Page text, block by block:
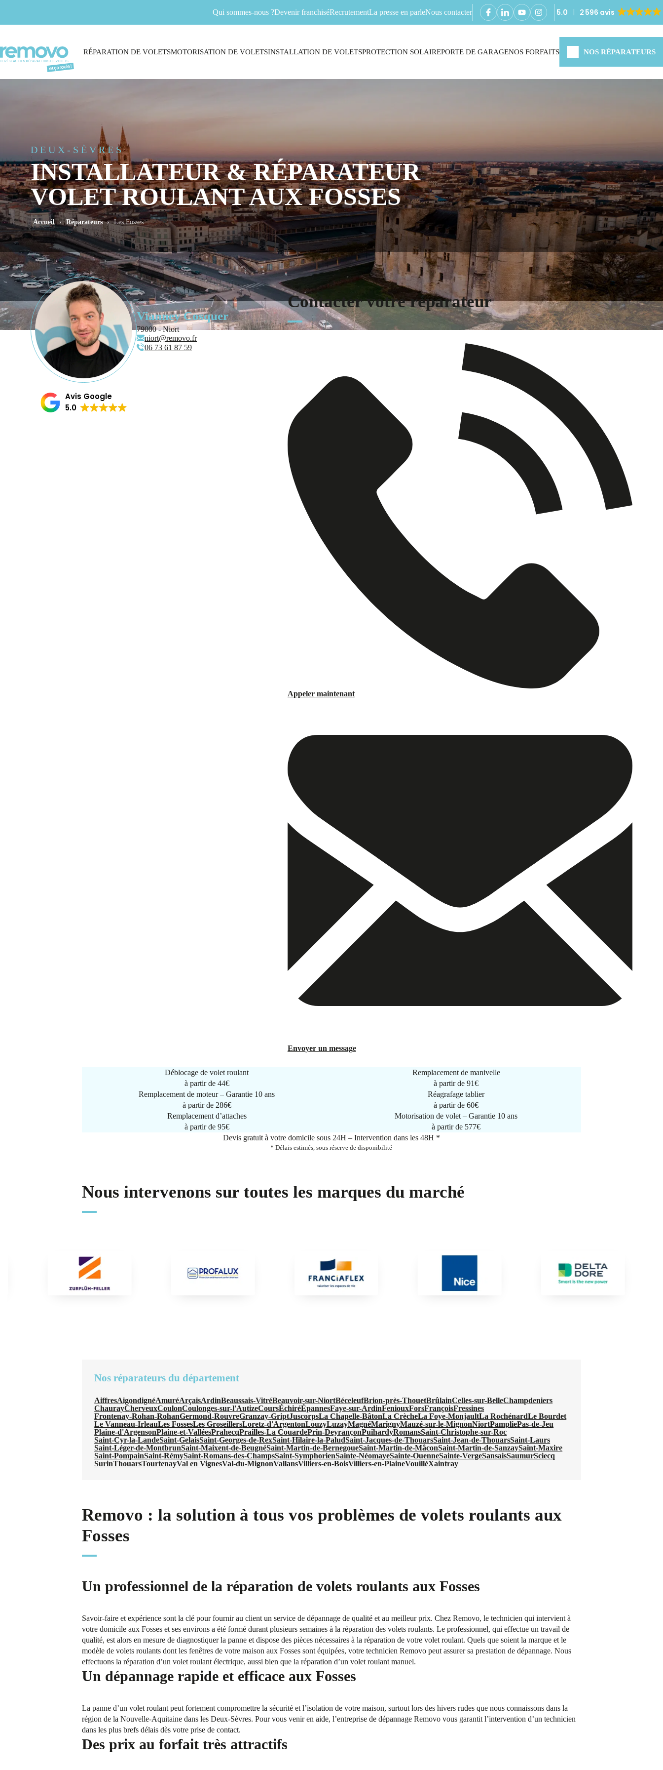
Qui sommes-nous ?Devenir franchiséRecrutementLa presse en parleNous contacter 5.0 2 596 avis
RÉPARATION DE VOLETSMOTORISATION DE VOLETSINSTALLATION DE VOLETSPROTECTION SOLAIREPORTE DE GARAGENOS FORFAITS NOS RÉPARATEURS
DEUX-SÈVRES
INSTALLATEUR & RÉPARATEUR
VOLET ROULANT AUX FOSSES
Accueil › Réparateurs › Les Fosses
Vianney Cosquer
79000 - Niort
niort@removo.fr
06 73 61 87 59
Avis Google
5.0
Contacter votre réparateur
Appeler maintenant
Envoyer un message
Déblocage de volet roulant
à partir de 44€
Remplacement de manivelle
à partir de91€
Remplacement de moteur – Garantie 10 ans
à partir de 286€
Réagrafage tablier
à partir de60€
Remplacement d’attaches
à partir de 95€
Motorisation de volet – Garantie 10 ans
à partir de 577€
Devis gratuit à votre domicile sous 24H – Intervention dans les 48H *
* Délais estimés, sous réserve de disponibilité
Nous intervenons sur toutes les marques du marché
Nos réparateurs du département
AiffresAigondignéAmuréArçaisArdinBeaussais-VitréBeauvoir-sur-NiortBéceleufBrion-près-ThouetBrûlainCelles-sur-BelleChampdeniers
ChaurayCherveuxCoulonCoulonges-sur-l'AutizeCoursÉchiréÉpannesFaye-sur-ArdinFeniouxForsFrançoisFressines
Frontenay-Rohan-RohanGermond-RouvreGranzay-GriptJuscorpsLa Chapelle-BâtonLa CrècheLa Foye-MonjaultLa RochénardLe Bourdet
Le Vanneau-IrleauLes FossesLes GroseillersLoretz-d'ArgentonLouzyLuzayMagnéMarignyMauzé-sur-le-MignonNiortPampliePas-de-Jeu
Plaine-d'ArgensonPlaine-et-ValléesPrahecqPrailles-La CouardePrin-DeyrançonPuihardyRomansSaint-Christophe-sur-Roc
Saint-Cyr-la-LandeSaint-GelaisSaint-Georges-de-RexSaint-Hilaire-la-PaludSaint-Jacques-de-ThouarsSaint-Jean-de-ThouarsSaint-Laurs
Saint-Léger-de-MontbrunSaint-Maixent-de-BeugnéSaint-Martin-de-BernegoueSaint-Martin-de-MâconSaint-Martin-de-SanzaySaint-Maxire
Saint-PompainSaint-RémySaint-Romans-des-ChampsSaint-SymphorienSainte-NéomayeSainte-OuenneSainte-VergeSansaisSaumurSciecq
SurinThouarsTourtenayVal en VignesVal-du-MignonVallansVilliers-en-BoisVilliers-en-PlaineVouilléXaintray
Removo : la solution à tous vos problèmes de volets roulants aux
Fosses
Un professionnel de la réparation de volets roulants aux Fosses
Savoir-faire et expérience sont la clé pour fournir au client un service de dépannage de qualité et au meilleur prix. Chez Removo, le technicien qui intervient à
votre domicile aux Fosses et ses environs a été formé durant plusieurs semaines à la réparation des volets roulants. Le professionnel, qui effectue un travail de
qualité, est alors en mesure de diagnostiquer la panne et dispose des pièces nécessaires à la réparation de votre volet roulant. Quels que soient la marque et le
modèle de volets roulants dont les fenêtres de votre maison aux Fosses sont équipées, votre technicien Removo peut assurer sa prestation de dépannage. Nous
effectuons la réparation d’un volet roulant électrique, aussi bien que la réparation d’un volet roulant manuel.
Un dépannage rapide et efficace aux Fosses
La panne d’un volet roulant peut fortement compromettre la sécurité et l’isolation de votre maison, surtout lors des hivers rudes que nous connaissons dans la
région de la Nouvelle-Aquitaine dans les Deux-Sèvres. Pour vous venir en aide, l’entreprise de dépannage Removo vous garantit l’intervention d’un technicien
dans les plus brefs délais dès votre prise de contact.
Des prix au forfait très attractifs